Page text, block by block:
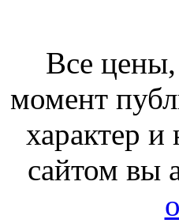
Все
момент
характер
сайтом вы